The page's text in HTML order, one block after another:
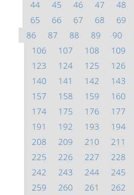
44
45 46 47 48
65
66 67 68 69
86
87 88 89 90
106
107 108 109
123
124 125 126
140
141 142 143
157
158 159 160
174
175 176 177
191
192 193 194
208
209 210 211
225
226 227 228
242
243 244 245
259
260 261 262